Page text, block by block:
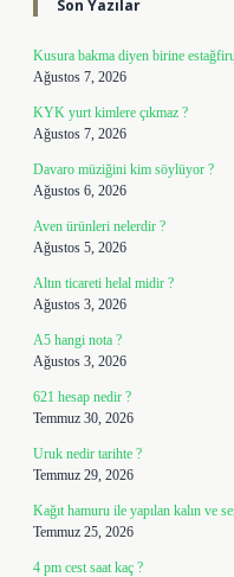
Son Yazılar
Kusura bakma diyen birine
Ağustos 7, 2026
KYK yurt kimlere çıkmaz ?
Ağustos 7, 2026
Davaro müziğini kim söylüyor ?
Ağustos 6, 2026
Aven ürünleri nelerdir ?
Ağustos 5, 2026
Altın ticareti helal midir ?
Ağustos 3, 2026
A5 hangi nota ?
Ağustos 3, 2026
621 hesap nedir ?
Temmuz 30, 2026
Uruk nedir tarihte ?
Temmuz 29, 2026
Kağıt hamuru ile yapılan kalın ve
Temmuz 25, 2026
4 pm cest saat kaç ?